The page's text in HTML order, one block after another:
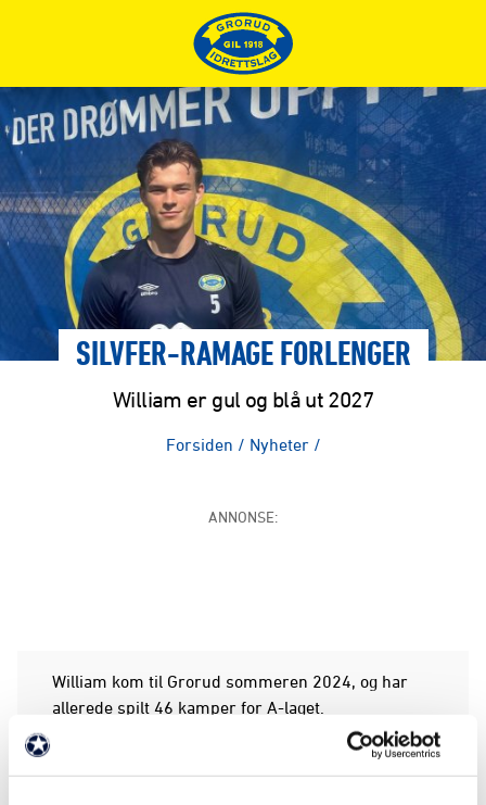
SILVFER-RAMAGE FORLENGER
William er gul og blå ut 2027
Forsiden / Nyheter /
ANNONSE:
William kom til Grorud sommeren 2024, og har
allerede spilt 46 kamper for A-laget.
A-lagstrener Andreas Alrek er veldig klar på
hvorfor klubben ønsket å forlenge avtalen med